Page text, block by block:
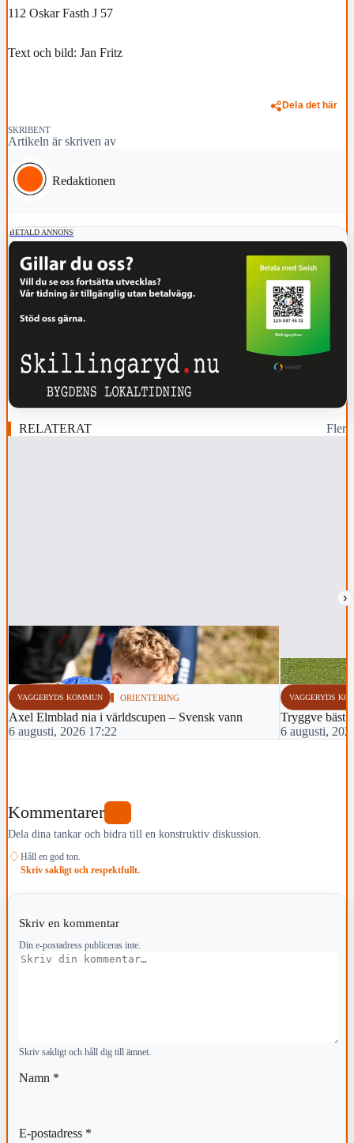
112 Oskar Fasth J 57
Text och bild: Jan Fritz
Dela det här
SKRIBENT
Artikeln är skriven av
Redaktionen
BETALD ANNONS
RELATERAT Fler
›
VAGGERYDS KOMMUN ORIENTERING
Axel Elmblad nia i världscupen – Svensk vann
6 augusti, 2026 17:22
VAGGERYDS
Tryggve bäst
6 augusti,
Kommentarer
Dela dina tankar och bidra till en konstruktiv diskussion.
♢ Håll en god ton.
Skriv sakligt och respektfullt.
Skriv en kommentar
Din e-postadress publiceras inte.
Kommentar
Skriv sakligt och håll dig till ämnet.
Namn *
E-postadress *